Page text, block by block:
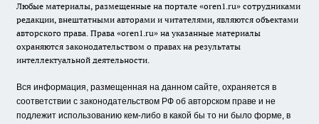
Любые материалы, размещенные на портале «oren1.ru» сотрудниками
редакции, внештатными авторами и читателями, являются объектами
авторского права. Права «oren1.ru» на указанные материалы
охраняются законодательством о правах на результаты
интеллектуальной деятельности.
Вся информация, размещенная на данном сайте, охраняется в
соответствии с законодательством РФ об авторском праве и не
подлежит использованию кем-либо в какой бы то ни было форме, в